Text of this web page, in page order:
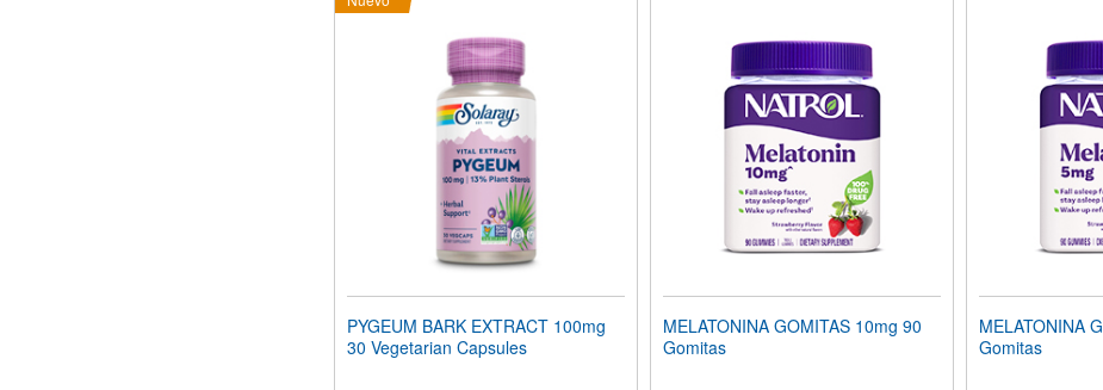
PYGEUM BARK EXTRACT 100mg
30 Vegetarian Capsules
MELATONINA GOMITAS 10mg 90
Gomitas
MELATONINA
Gomitas